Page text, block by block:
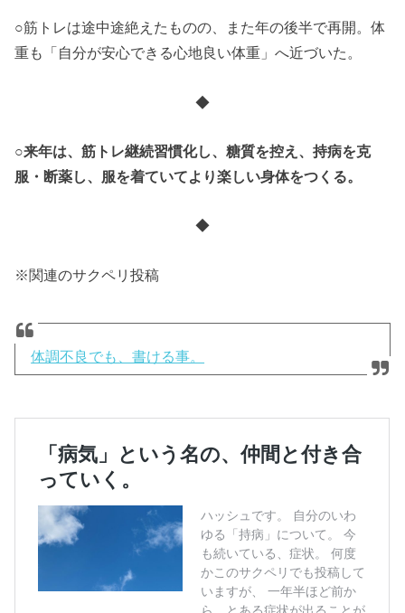
○筋トレは途中途絶えたものの、また年の後半で再開。体
重も「自分が安心できる心地良い体重」へ近づいた。
◆
○来年は、筋トレ継続習慣化し、糖質を控え、持病を克
服・断薬し、服を着ていてより楽しい身体をつくる。
◆
※関連のサクペリ投稿
体調不良でも、書ける事。